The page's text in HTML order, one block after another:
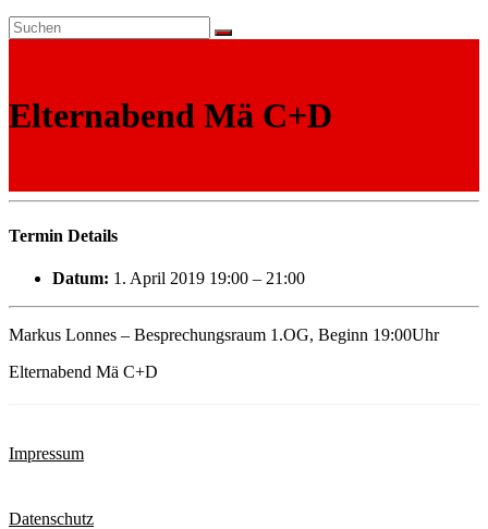
Elternabend Mä C+D
Termin Details
Datum: 1. April 2019 19:00 – 21:00
Markus Lonnes – Besprechungsraum 1.OG, Beginn 19:00Uhr
Elternabend Mä C+D
Impressum
Datenschutz